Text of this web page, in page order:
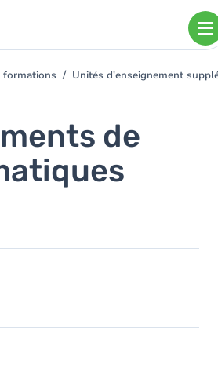
formations Unités d'enseignement
de